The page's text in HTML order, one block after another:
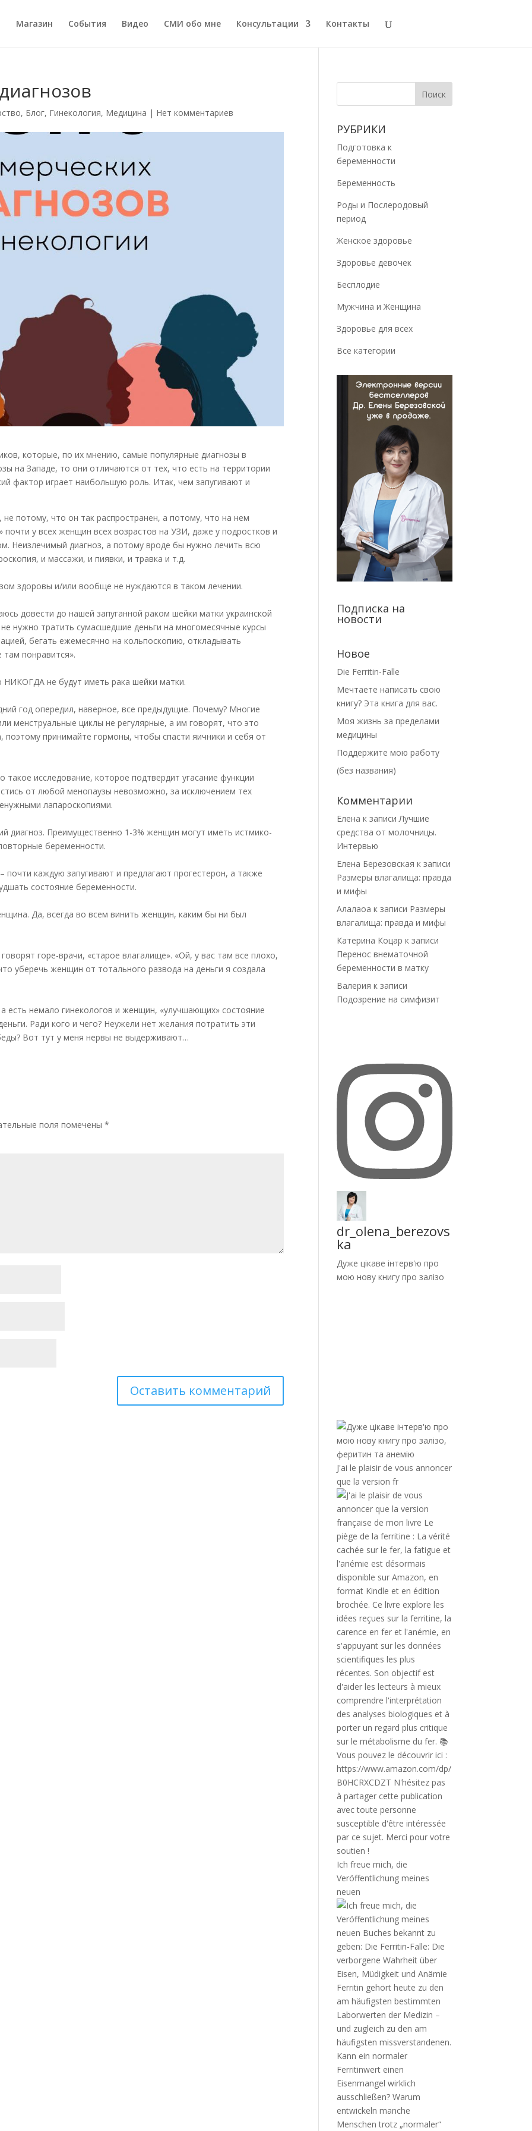
Магазин События Видео СМИ обо мне Консультации Контакты
, Блог, Гинекология, Медицина | Нет комментариев
которые, по их мнению, самые популярные диагнозы в
на Западе, то они отличаются от тех, что есть на территории
фактор играет наибольшую роль. Итак, чем запугивают и
потому, что он так распространен, а потому, что на нем
у всех женщин всех возрастов на УЗИ, даже у подростков и
Неизлечимый диагноз, а потому вроде бы нужно лечить всю
и массажи, и пиявки, и травка и т.д.
здоровы и/или вообще не нуждаются в таком лечении.
довести до нашей запуганной раком шейки матки украинской
нужно тратить сумасшедшие деньги на многомесячные курсы
бегать ежемесячно на кольпоскопию, откладывать
там понравится».
не будут иметь рака шейки матки.
год опередил, наверное, все предыдущие. Почему? Многие
менструальные циклы не регулярные, а им говорят, что это
поэтому принимайте гормоны, чтобы спасти яичники и себя от
исследование, которое подтвердит угасание функции
от любой менопаузы невозможно, за исключением тех
лапароскопиями.
диагноз. Преимущественно 1-3% женщин могут иметь истмико-
беременности.
каждую запугивают и предлагают прогестерон, а также
состояние беременности.
Да, всегда во всем винить женщин, каким бы ни был
горе-врачи, «старое влагалище». «Ой, у вас там все плохо,
уберечь женщин от тотального развода на деньги я создала
есть немало гинекологов и женщин, «улучшающих» состояние
Ради кого и чего? Неужели нет желания потратить эти
Вот тут у меня нервы не выдерживают…
поля помечены*
РУБРИКИ
Подготовка к
беременности
Беременность
Роды и Послеродовый
период
Женское здоровье
Здоровье девочек
Бесплодие
Мужчина и Женщина
Здоровье для всех
Все категории
Подписка на
новости
Новое
Die Ferritin-Falle
Мечтаете написать свою
книгу? Эта книга для вас.
Моя жизнь за пределами
медицины
Поддержите мою работу
(без названия)
Комментарии
Елена к записиЛучшие
средства от молочницы.
Интервью
Елена Березовская к записи
Размеры влагалища: правда
и мифы
Алалаоа к записи Размеры
влагалища: правда и мифы
Катерина Коцар к записи
Перенос внематочной
беременности в матку
Валерия к записи
Подозрение на симфизит
dr_olena_berezovs
ka
Дуже цікаве інтерв'ю про
мою нову книгу про залізо
J'ai le plaisir de vous annoncer
que la version fr
Ich freue mich, die
Veröffentlichung meines
neuen